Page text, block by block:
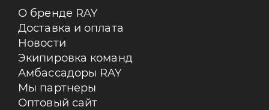
О бренде RAY
Доставка и оплата
Новости
Экипировка команд
Амбассадоры RAY
Мы партнеры
Оптовый сайт